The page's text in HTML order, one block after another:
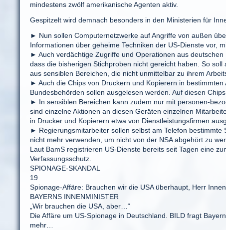
mindestens zwölf amerikanische Agenten aktiv.
Gespitzelt wird demnach besonders in den Ministerien für
► Nun sollen Computernetzwerke auf Angriffe von außen
Informationen über geheime Techniken der US-Dienste vor,
► Auch verdächtige Zugriffe und Operationen aus
dass die bisherigen Stichproben nicht gereicht haben. So
aus sensiblen Bereichen, die nicht unmittelbar zu ihrem
► Auch die Chips von Druckern und Kopierern in
Bundesbehörden sollen ausgelesen werden. Auf diesen
► In sensiblen Bereichen kann zudem nur mit personen-
sind einzelne Aktionen an diesen Geräten einzelnen
in Drucker und Kopierern etwa von Dienstleistungsfirmen
► Regierungsmitarbeiter sollen selbst am Telefon bestimmte
nicht mehr verwenden, um nicht von der NSA abgehört zu
Laut BamS registrieren US-Dienste bereits seit Tagen eine
Verfassungsschutz.
SPIONAGE-SKANDAL
19
Spionage-Affäre: Brauchen wir die USA überhaupt, Herr
BAYERNS INNENMINISTER
„Wir brauchen die USA, aber…“
Die Affäre um US-Spionage in Deutschland. BILD fragt
mehr…